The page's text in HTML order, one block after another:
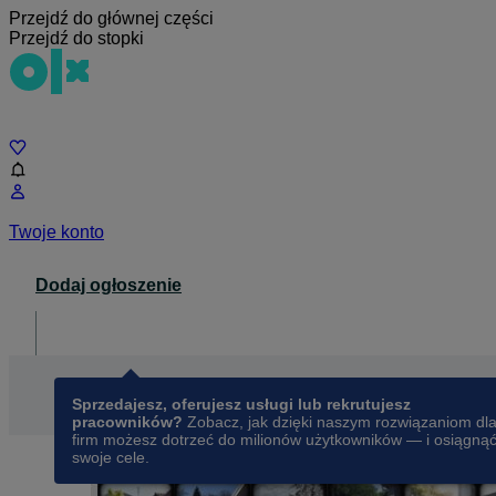
Przejdź do głównej części
Przejdź do stopki
Twoje konto
Dodaj ogłoszenie
Sprzedajesz, oferujesz usługi lub rekrutujesz
pracowników? Zobacz, jak dzięki naszym rozwiązaniom dla
firm możesz dotrzeć do milionów użytkowników — i osiągnąć
swoje cele.